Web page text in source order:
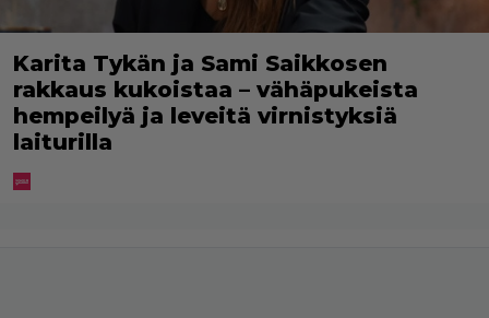
Karita Tykän ja Sami Saikkosen
rakkaus kukoistaa – vähäpukeista
hempeilyä ja leveitä virnistyksiä
laiturilla